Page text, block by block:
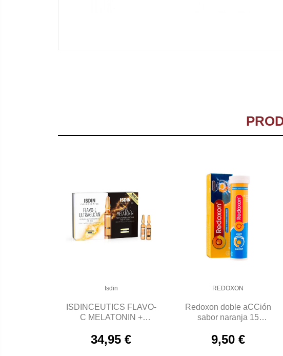
Isdin
ISDINCEUTICS FLAVO-
C MELATONIN +
34,95 €
REDOXON
Redoxon doble aCCión
sabor naranja 15
9,50 €